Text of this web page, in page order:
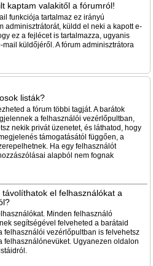
kaptam valakitől a fórumról!
funkciója tartalmaz ez irányú
adminisztrátorát, küldd el neki a kapott e-
ez a fejlécet is tartalmazza, ugyanis
küldőjéről. A fórum adminisztrátora
listák?
a fórum többi tagját. A barátok
a felhasználói vezérlőpultban,
nekik privát üzenetet, és láthatod, hogy
támogatásától függően, a
Ha egy felhasználót
alapból nem fognak
el felhasználókat a
Minden felhasználó
segítségével felveheted a barátaid
felhasználói vezérlőpultban is felvehetsz
felhasználónevüket. Ugyanezen oldalon